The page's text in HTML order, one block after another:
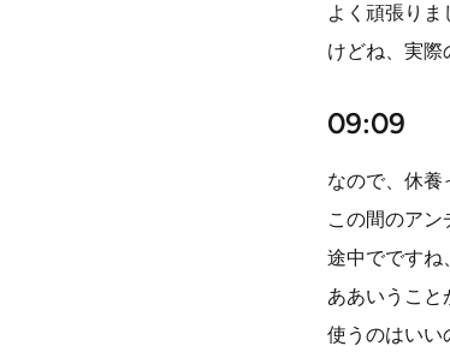
よく頑張りま
けどね、実際
09:09
なので、休養
この間のアン
途中でですね
ああいうこと
使うのはいい